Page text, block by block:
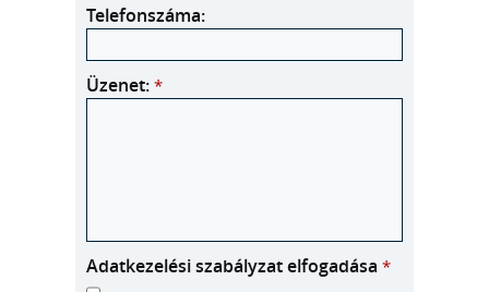
Telefonszáma:
Üzenet: *
Adatkezelési szabályzat elfogadása *